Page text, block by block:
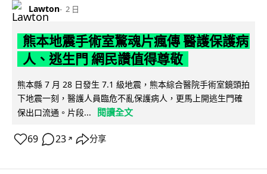
Lawton 2 日
熊本地震手術室驚魂片瘋傳 醫護保護病
人、逃生門 網民讚值得尊敬
熊本縣 7 月 28 日發生 7.1 級地震，熊本綜合醫院手術室鏡頭拍
下地震一刻，醫護人員臨危不亂保護病人，更馬上開逃生門確
保出口流通。片段...
閱讀全文
69 23 ↗ 分享